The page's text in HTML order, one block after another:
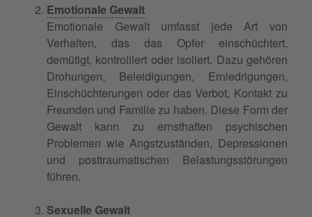
Emotionale Gewalt
Emotionale Gewalt umfasst jede Art von
Verhalten, das das Opfer einschüchtert,
demütigt, kontrolliert oder isoliert. Dazu gehören
Drohungen, Beleidigungen, Erniedrigungen,
Einschüchterungen oder das Verbot, Kontakt zu
Freunden und Familie zu haben. Diese Form der
Gewalt kann zu ernsthaften psychischen
Problemen wie Angstzuständen, Depressionen
und posttraumatischen Belastungsstörungen
führen.
Sexuelle Gewalt